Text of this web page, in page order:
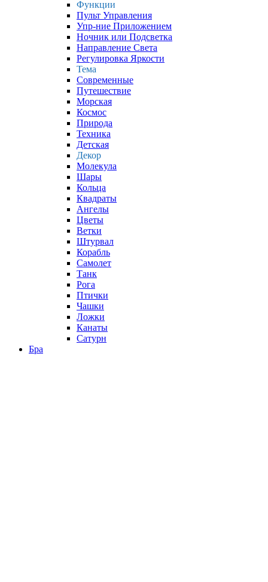
Функции
Пульт Управления
Упр-ние Приложением
Ночник или Подсветка
Направление Света
Регулировка Яркости
Тема
Современные
Путешествие
Морская
Космос
Природа
Техника
Детская
Декор
Молекула
Шары
Кольца
Квадраты
Ангелы
Цветы
Ветки
Штурвал
Корабль
Самолет
Танк
Рога
Птички
Чашки
Ложки
Канаты
Сатурн
Бра